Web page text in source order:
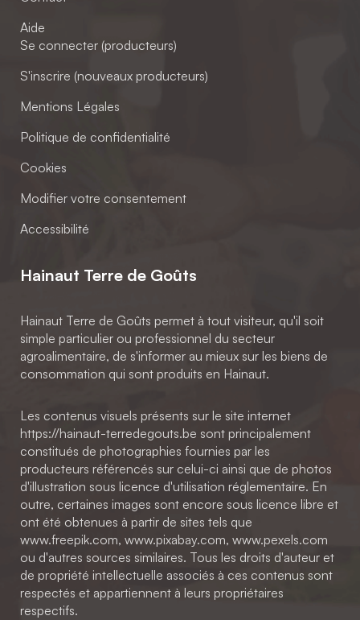
Aide
Se connecter (producteurs)
S'inscrire (nouveaux producteurs)
Mentions Légales
Politique de confidentialité
Cookies
Modifier votre consentement
Accessibilité
Hainaut Terre de Goûts
Hainaut Terre de Goûts permet à tout visiteur, qu'il soit
simple particulier ou professionnel du secteur
agroalimentaire, de s'informer au mieux sur les biens de
consommation qui sont produits en Hainaut.
Les contenus visuels présents sur le site internet
https://hainaut-terredegouts.be sont principalement
constitués de photographies fournies par les
producteurs référencés sur celui-ci ainsi que de photos
d'illustration sous licence d'utilisation réglementaire. En
outre, certaines images sont encore sous licence libre et
ont été obtenues à partir de sites tels que
www.freepik.com, www.pixabay.com, www.pexels.com
ou d'autres sources similaires. Tous les droits d'auteur et
de propriété intellectuelle associés à ces contenus sont
respectés et appartiennent à leurs propriétaires
respectifs.